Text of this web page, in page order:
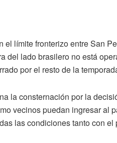
límite fronterizo entre San
del lado brasilero no está
por el resto de la
la consternación por la
vecinos puedan ingresar
las condiciones tanto con